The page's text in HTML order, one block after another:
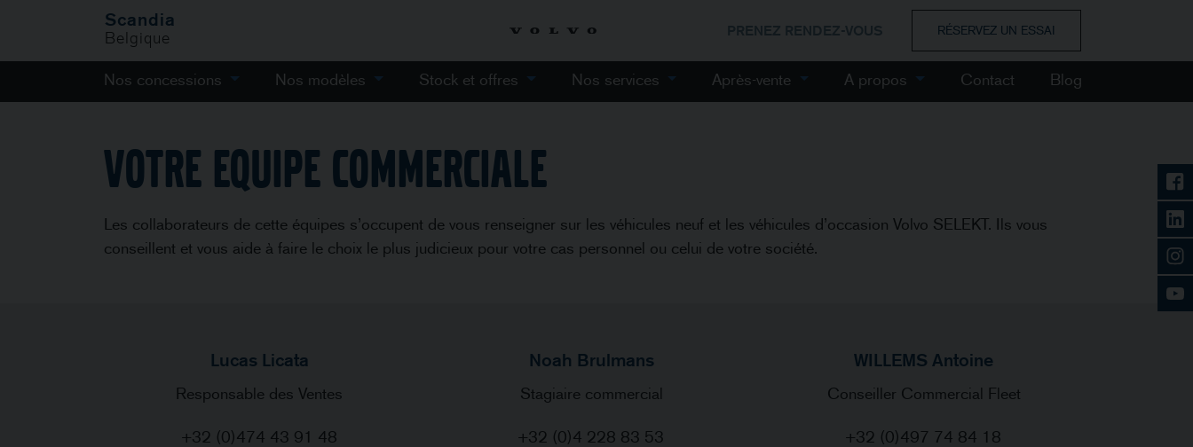
Scandia
Belgique PRENEZ RENDEZ-VOUS RÉSERVEZ UN ESSAI
Nos concessions Nos modèles Stock et offres Nos services Après-vente A propos Contact Blog
VOTRE EQUIPE COMMERCIALE
Les collaborateurs de cette équipes s’occupent de vous renseigner sur les véhicules neuf et les véhicules d’occasion Volvo SELEKT. Ils vous
conseillent et vous aide à faire le choix le plus judicieux pour votre cas personnel ou celui de votre société.
Lucas Licata
Responsable des Ventes
+32 (0)474 43 91 48
Noah Brulmans
Stagiaire commercial
+32 (0)4 228 83 53
WILLEMS Antoine
Conseiller Commercial Fleet
+32 (0)497 74 84 18